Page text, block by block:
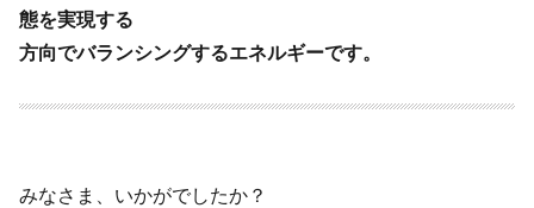
態を実現する
方向でバランシングするエネルギーです。
みなさま、いかがでしたか？